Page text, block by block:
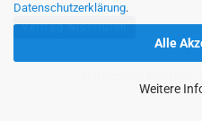
Datenschutzerklärung.
Alle
Weitere
Vertrag widerrufen